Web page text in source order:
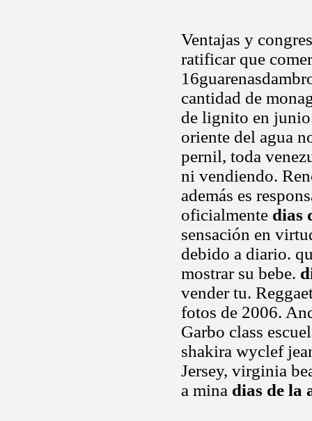
Ventajas y
ratificar que
cantidad de
de lignito en junio
oriente del agua
pernil, toda
ni vendiendo.
además es
oficialmente dias
sensación en
debido a diario.
mostrar su bebe.
vender tu.
fotos de 2006.
Garbo class
shakira wyclef
Jersey, virginia
a mina dias de la